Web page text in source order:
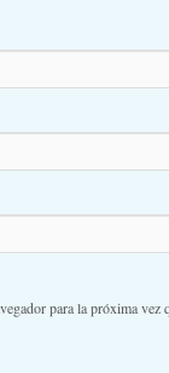
para la próxima vez